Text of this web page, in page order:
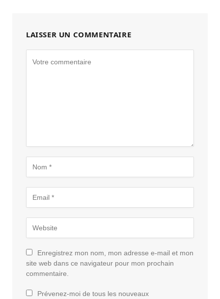
LAISSER UN COMMENTAIRE
Enregistrez mon nom, mon adresse e-mail et mon
site web dans ce navigateur pour mon prochain
commentaire.
Prévenez-moi de tous les nouveaux